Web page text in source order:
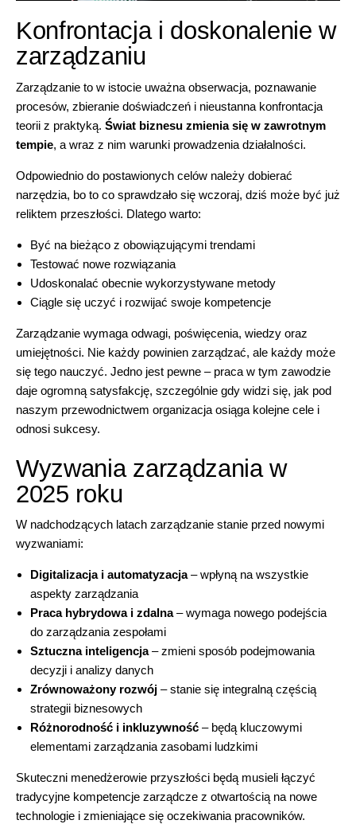
Konfrontacja i doskonalenie w
zarządzaniu
Zarządzanie to w istocie uważna obserwacja, poznawanie
procesów, zbieranie doświadczeń i nieustanna konfrontacja
teorii z praktyką. Świat biznesu zmienia się w zawrotnym
tempie, a wraz z nim warunki prowadzenia działalności.
Odpowiednio do postawionych celów należy dobierać
narzędzia, bo to co sprawdzało się wczoraj, dziś może być już
reliktem przeszłości. Dlatego warto:
Być na bieżąco z obowiązującymi trendami
Testować nowe rozwiązania
Udoskonalać obecnie wykorzystywane metody
Ciągle się uczyć i rozwijać swoje kompetencje
Zarządzanie wymaga odwagi, poświęcenia, wiedzy oraz
umiejętności. Nie każdy powinien zarządzać, ale każdy może
się tego nauczyć. Jedno jest pewne – praca w tym zawodzie
daje ogromną satysfakcję, szczególnie gdy widzi się, jak pod
naszym przewodnictwem organizacja osiąga kolejne cele i
odnosi sukcesy.
Wyzwania zarządzania w
2025 roku
W nadchodzących latach zarządzanie stanie przed nowymi
wyzwaniami:
Digitalizacja i automatyzacja– wpłyną na wszystkie
aspekty zarządzania
Praca hybrydowa i zdalna– wymaga nowego podejścia
do zarządzania zespołami
Sztuczna inteligencja– zmieni sposób podejmowania
decyzji i analizy danych
Zrównoważony rozwój – stanie się integralną częścią
strategii biznesowych
Różnorodność i inkluzywność – będą kluczowymi
elementami zarządzania zasobami ludzkimi
Skuteczni menedżerowie przyszłości będą musieli łączyć
tradycyjne kompetencje zarządcze z otwartością na nowe
technologie i zmieniające się oczekiwania pracowników.